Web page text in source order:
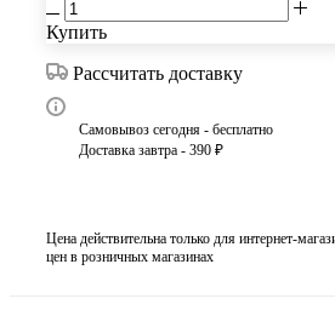
Купить
Рассчитать доставку
Самовывоз сегодня - бесплатно
Доставка завтра - 390 ₽
Цена действительна только для интернет-
цен в розничных магазинах